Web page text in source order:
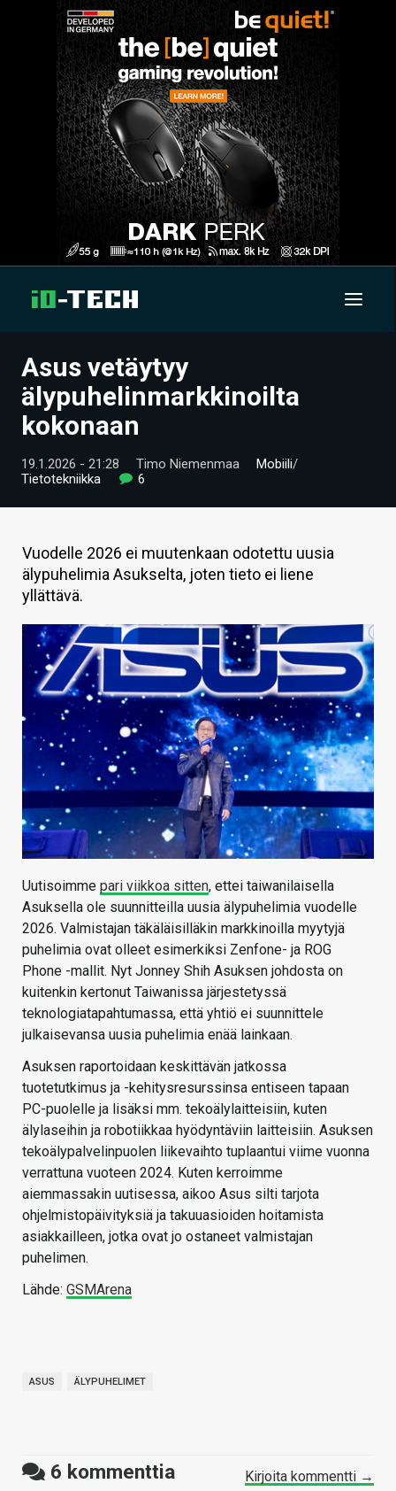
UUTISET
ARTIKKELIT
VIDEOT
HINTA.FI
KAUPPA
VAIHDA TEEMA
HAKU
Asus vetäytyy
älypuhelinmarkkinoilta
kokonaan
19.1.2026 - 21:28 Timo Niemenmaa Mobiili/
Tietotekniikka
6
Vuodelle 2026 ei muutenkaan odotettu uusia
älypuhelimia Asukselta, joten tieto ei liene
yllättävä.
Uutisoimme pari viikkoa sitten, ettei taiwanilaisella
Asuksella ole suunnitteilla uusia älypuhelimia vuodelle
2026. Valmistajan täkäläisilläkin markkinoilla myytyjä
puhelimia ovat olleet esimerkiksi Zenfone- ja ROG
Phone -mallit. Nyt Jonney Shih Asuksen johdosta on
kuitenkin kertonut Taiwanissa järjestetyssä
teknologiatapahtumassa, että yhtiö ei suunnittele
julkaisevansa uusia puhelimia enää lainkaan.
Asuksen raportoidaan keskittävän jatkossa
tuotetutkimus ja -kehitysresurssinsa entiseen tapaan
PC-puolelle ja lisäksi mm. tekoälylaitteisiin, kuten
älylaseihin ja robotiikkaa hyödyntäviin laitteisiin. Asuksen
tekoälypalvelinpuolen liikevaihto tuplaantui viime vuonna
verrattuna vuoteen 2024. Kuten kerroimme
aiemmassakin uutisessa, aikoo Asus silti tarjota
ohjelmistopäivityksiä ja takuuasioiden hoitamista
asiakkailleen, jotka ovat jo ostaneet valmistajan
puhelimen.
Lähde: GSMArena
ASUS ÄLYPUHELIMET
6 kommenttia Kirjoita kommentti →